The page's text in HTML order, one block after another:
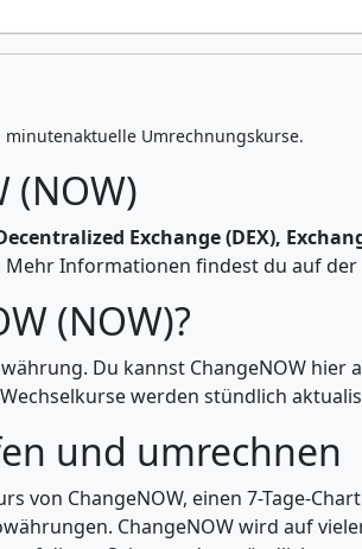
Umrechnungskurse.
(NOW)
Exchange (DEX),
Mehr Informationen findest du auf der
(NOW)?
Du kannst ChangeNOW hier
werden stündlich
und umrechnen
von ChangeNOW, einen 7-Tage-
ChangeNOW wird auf